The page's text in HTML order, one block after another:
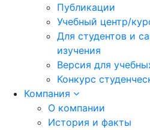
Публикации
Учебный центр/
Для студентов и
изучения
Версия для
Конкурс
Компания
О компании
История и факты